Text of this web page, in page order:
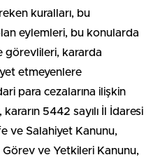
kuralları, bu
eylemleri, bu konularda
görevlileri, kararda
etmeyenlere
para cezalarına ilişkin
5442 sayılı İl İdaresi
ve Salahiyet Kanunu,
Görev ve Yetkileri Kanunu,